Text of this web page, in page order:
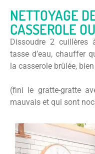
NETTOYAGE
CASSEROLE
Dissoudre 2 cuillères
tasse d’eau, chauffer
la casserole brûlée,
(fini le gratte-gratte
mauvais et qui sont